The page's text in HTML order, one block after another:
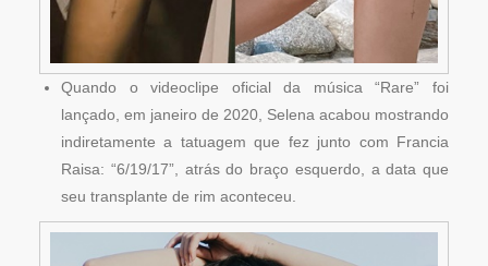
Quando o videoclipe oficial da música “Rare” foi
lançado, em janeiro de 2020, Selena acabou mostrando
indiretamente a tatuagem que fez junto com Francia
Raisa: “6/19/17”, atrás do braço esquerdo, a data que
seu transplante de rim aconteceu.